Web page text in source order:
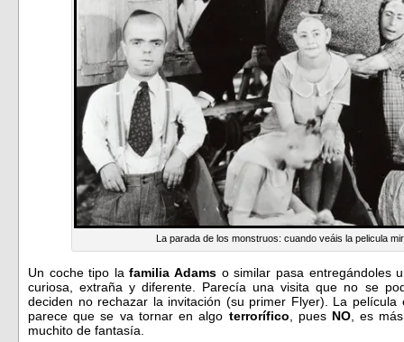
La parada de los monstruos: cuando veáis la pelicula
Un coche tipo lafamilia Adams o similar pasa entregándoles
curiosa, extraña y diferente. Parecía una visita que no se
deciden no rechazar la invitación (su primer Flyer). La
parece que se va tornar en algo terrorífico , puesNO , es
muchito de fantasía.